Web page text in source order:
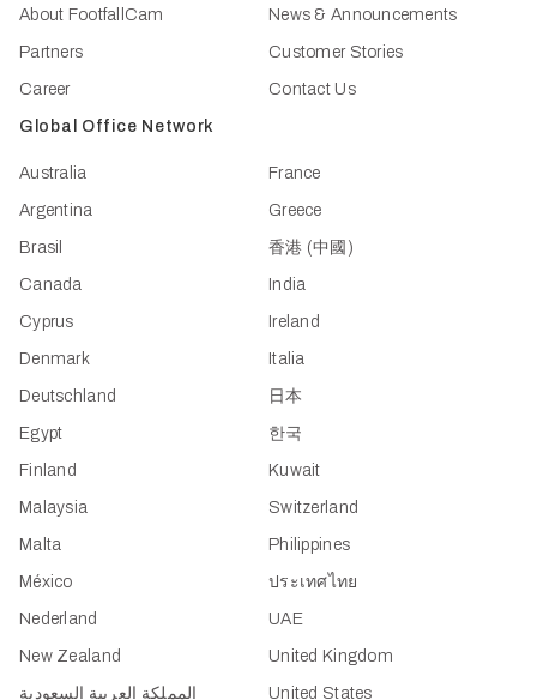
About FootfallCam
Partners
Career
News & Announcements
Customer Stories
Contact Us
Global Office Network
Australia
Argentina
Brasil
Canada
Cyprus
Denmark
Deutschland
Egypt
Finland
France
Greece
香港 (中國)
India
Ireland
Italia
日本
한국
Kuwait
Malaysia
Malta
México
Nederland
New Zealand
المملكة العربية السعودية
Switzerland
Philippines
ประเทศไทย
UAE
United Kingdom
United States